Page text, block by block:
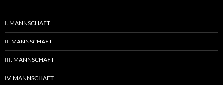
I. MANNSCHAFT
II. MANNSCHAFT
III. MANNSCHAFT
IV. MANNSCHAFT